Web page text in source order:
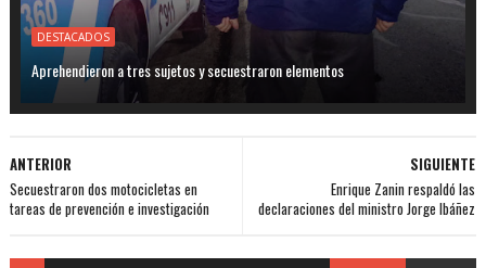
DESTACADOS
Aprehendieron a tres sujetos y secuestraron elementos
SIGUIENTE
Enrique Zanin respaldó las
declaraciones del ministro Jorge Ibáñez
ANTERIOR
Secuestraron dos motocicletas en
tareas de prevención e investigación